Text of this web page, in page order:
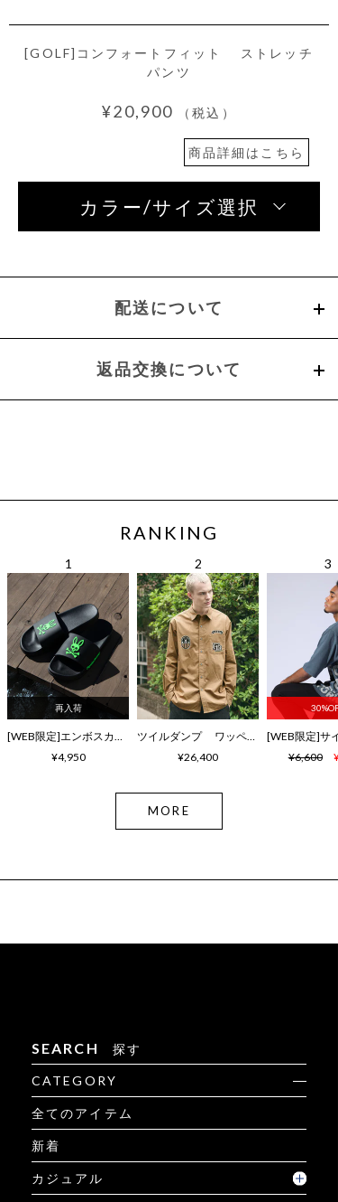
[GOLF]コンフォートフィット ストレッチ
パンツ
¥20,900 （税込）
商品詳細はこちら
カラー/サイズ選択
配送について
返品交換について
RANKING
再入荷
[WEB限定]エンボスカラーロゴ シャワーサンダル
¥4,950
ツイルダンプ ワッペン刺繍ワッシャーシャツ
¥26,400
¥6,600
MORE
SEARCH 探す
CATEGORY
全てのアイテム
新着
カジュアル